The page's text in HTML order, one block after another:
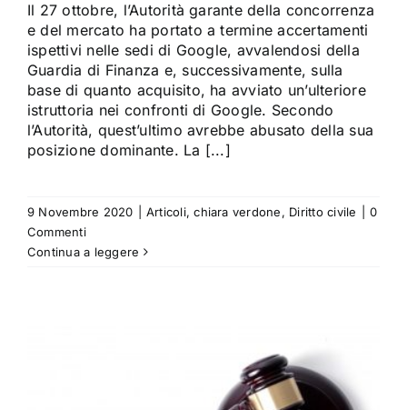
Il 27 ottobre, l’Autorità garante della concorrenza
e del mercato ha portato a termine accertamenti
ispettivi nelle sedi di Google, avvalendosi della
Guardia di Finanza e, successivamente, sulla
base di quanto acquisito, ha avviato un’ulteriore
istruttoria nei confronti di Google. Secondo
l’Autorità, quest’ultimo avrebbe abusato della sua
posizione dominante. La [...]
9 Novembre 2020 Articoli,chiara verdone, Diritto civile
0
Commenti
Continua a leggere